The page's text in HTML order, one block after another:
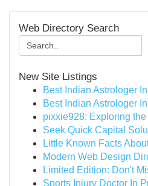
Web Directory Search
New Site Listings
Best Indian Astrologer
Best Indian Astrologer
pixxie928: Exploring
Seek Quick Capital
Little Known Facts
Modern Web Design
Limited Edition: Don't
Sports Injury Doctor In